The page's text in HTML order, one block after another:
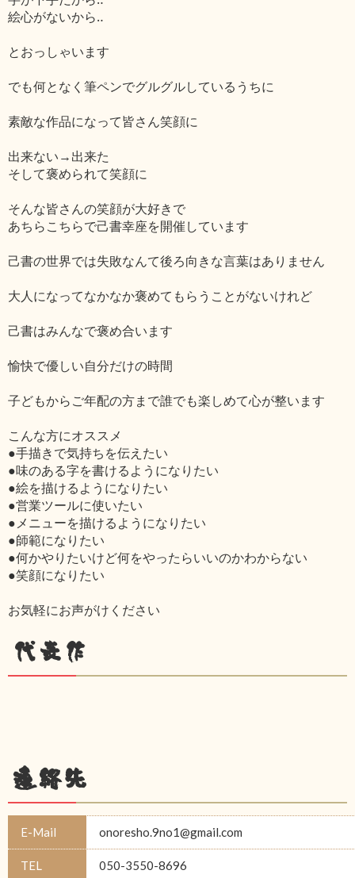
絵心がないから‥
とおっしゃいます
でも何となく筆ペンでグルグルしているうちに
素敵な作品になって皆さん笑顔に
出来ない→出来た
そして褒められて笑顔に
そんな皆さんの笑顔が大好きで
あちらこちらで己書幸座を開催しています
己書の世界では失敗なんて後ろ向きな言葉はありません
大人になってなかなか褒めてもらうことがないけれど
己書はみんなで褒め合います
愉快で優しい自分だけの時間
子どもからご年配の方まで誰でも楽しめて心が整います
こんな方にオススメ
●手描きで気持ちを伝えたい
●味のある字を書けるようになりたい
●絵を描けるようになりたい
●営業ツールに使いたい
●メニューを描けるようになりたい
●師範になりたい
●何かやりたいけど何をやったらいいのかわからない
●笑顔になりたい
お気軽にお声がけください
代表作
連絡先
E-Mail onoresho.9no1@gmail.com
TEL 050-3550-8696